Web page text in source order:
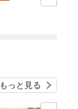
もっと見る